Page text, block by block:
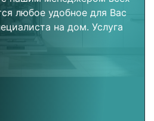
любое удобное для Вас
на дом. Услуга